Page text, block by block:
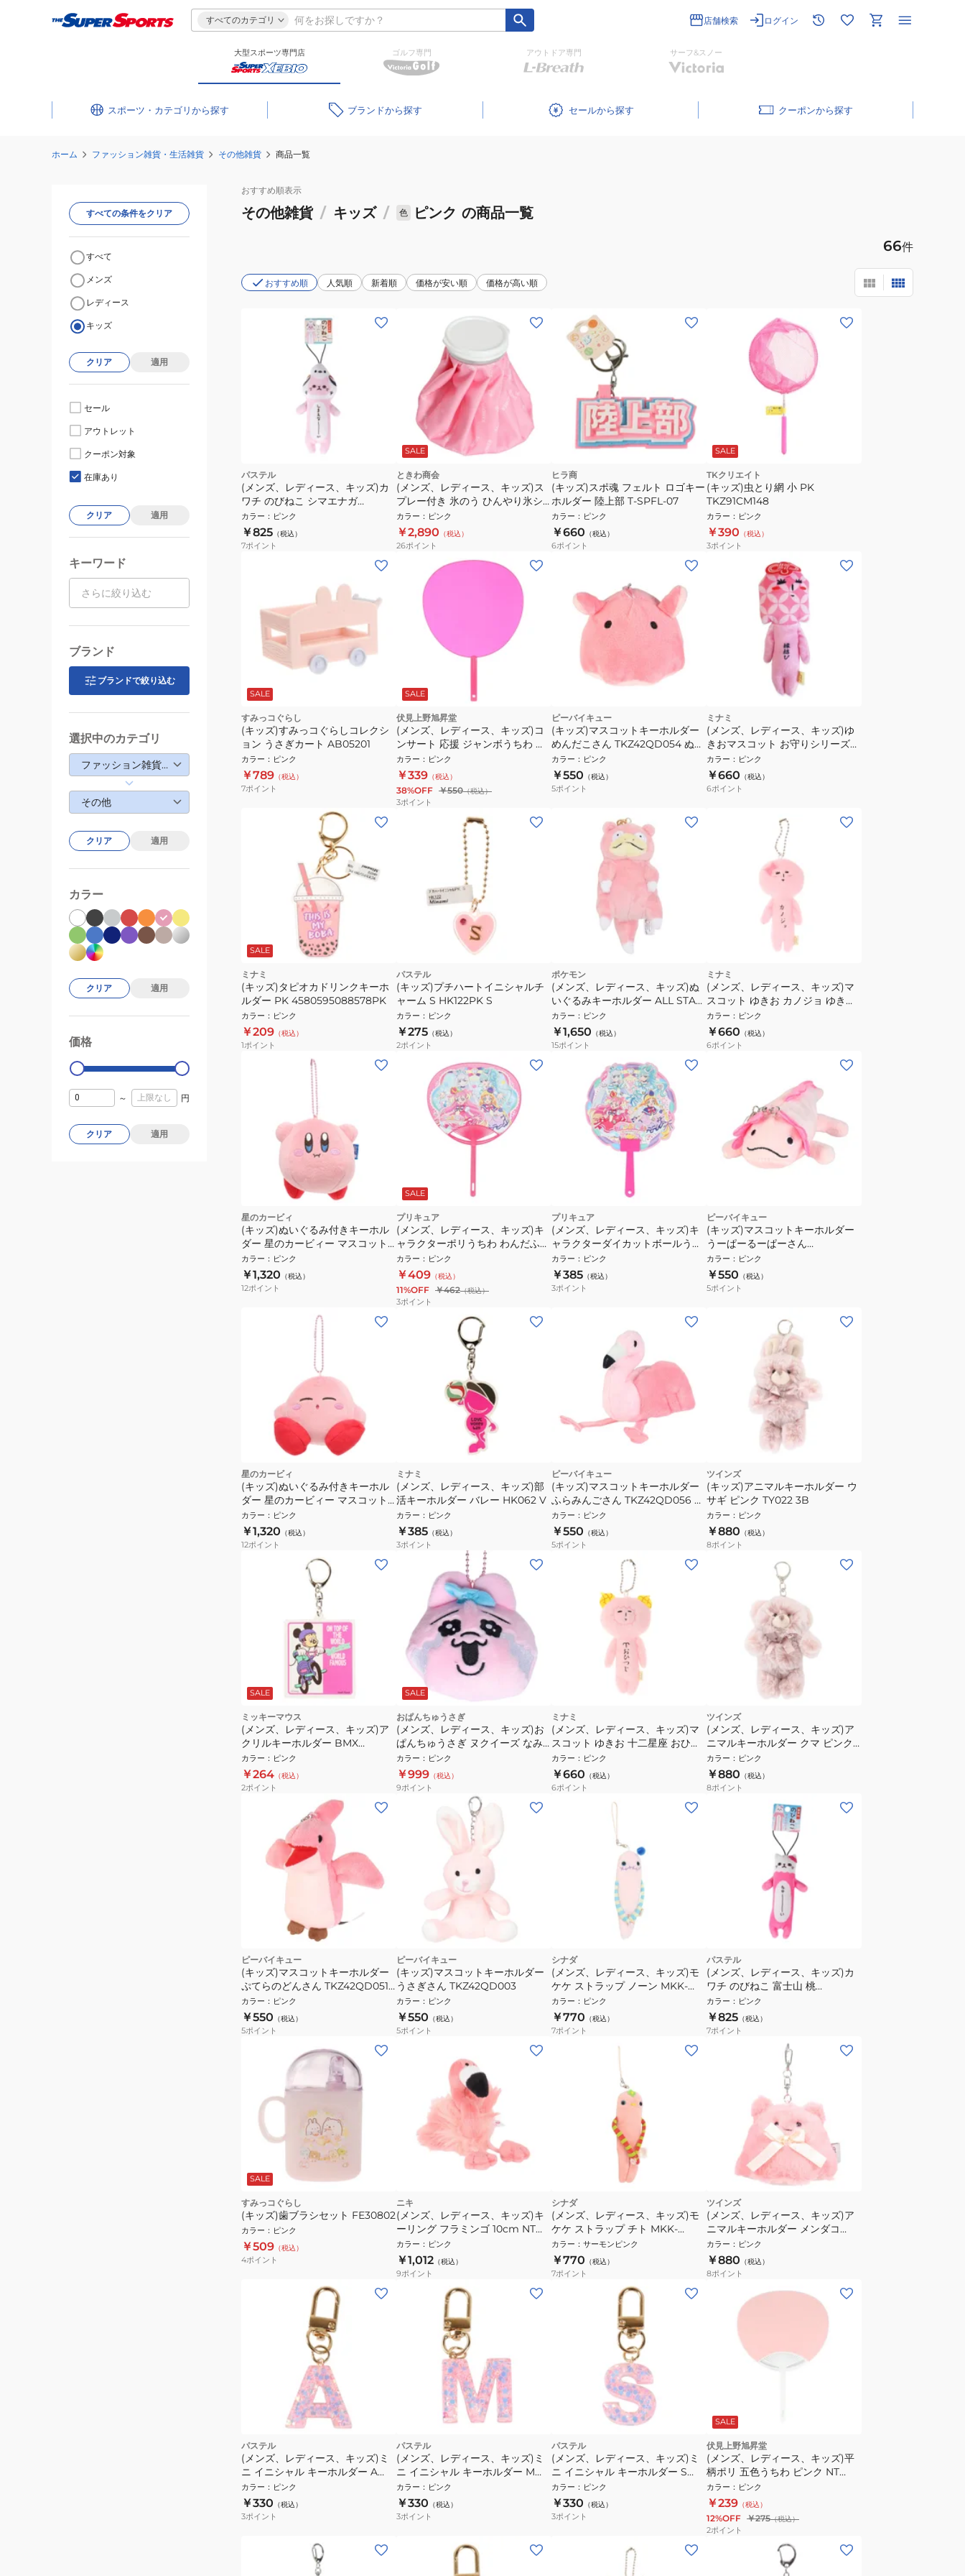
すべてのカテゴリ 店舗検索 ログイン
大型スポーツ専門店 ゴルフ専門 アウトドア専門 サーフ&スノー
スポーツ・カテゴリ ブランド セール クーポン
ホーム ファッション雑貨・生活雑貨 その他雑貨 商品一覧
おすすめ順表示
その他雑貨 / キッズ / 色 ピンク の商品一覧
66件
おすすめ順 人気順 新着順 価格が安い順 価格が高い順
パステル
(メンズ、レディース、キッズ)カ
ワチ のびねこ シマエナガ
KWC454870
カラー ： ピンク
￥825 （税込）
7ポイント
SALE
ときわ商会
(メンズ、レディース、キッズ)ス
プレー付き 氷のう ひんやり氷シ
ャワープレミアム アーチロゴピン
ク 33465
カラー ： ピンク
￥2,890 （税込）
26ポイント
ヒラ商
(キッズ)スポ魂 フェルト ロゴキー
ホルダー 陸上部 T-SPFL-07
カラー ： ピンク
￥660 （税込）
6ポイント
SALE
TKクリエイト
(キッズ)虫とり網 小 PK
TKZ91CM148
カラー ： ピンク
￥390 （税込）
3ポイント
SALE
すみっコぐらし
(キッズ)すみっコぐらしコレクシ
ョン うさぎカート AB05201
カラー ： ピンク
￥789 （税込）
7ポイント
SALE
伏見上野旭昇堂
(メンズ、レディース、キッズ)コ
ンサート 応援 ジャンボうちわ ピ
ンク NT 7073
カラー ： ピンク
￥339 （税込）
38%OFF ￥550（税込）
3ポイント
ピーバイキュー
(キッズ)マスコットキーホルダー
めんだこさん TKZ42QD054 ぬい
ぐるみ 動物 アニマル プレゼント
ギフト
カラー ： ピンク
￥550 （税込）
5ポイント
ミナミ
(メンズ、レディース、キッズ)ゆ
きおマスコット お守りシリーズ
縁結びお守り AMS041
カラー ： ピンク
￥660 （税込）
6ポイント
SALE
ミナミ
(キッズ)タピオカドリンクキーホ
ルダー PK 4580595088578PK
カラー ： ピンク
￥209 （税込）
1ポイント
パステル
(キッズ)プチハートイニシャルチ
ャーム S HK122PK S
カラー ： ピンク
￥275 （税込）
2ポイント
ポケモン
(メンズ、レディース、キッズ)ぬ
いぐるみキーホルダー ALL STAR
COLLECTION マスコット ヤドン
PM41 ポケモン ぬいぐるみ キー
ホルダー
カラー ： ピンク
￥1,650 （税込）
15ポイント
ミナミ
(メンズ、レディース、キッズ)マ
スコット ゆきお カノジョ ゆきこ
AMS001 ユキコ
カラー ： ピンク
￥660 （税込）
6ポイント
星のカービィ
(キッズ)ぬいぐるみ付きキーホル
ダー 星のカービィー マスコット
ホバリング KPM4 キャラクター
かわいい ゆるい カービィ
カラー ： ピンク
￥1,320 （税込）
12ポイント
SALE
プリキュア
(メンズ、レディース、キッズ)キ
ャラクターポリうちわ わんだふる
ぷりきゅあ! NT 4071
カラー ： ピンク
￥409 （税込）
11%OFF ￥462（税込）
3ポイント
プリキュア
(メンズ、レディース、キッズ)キ
ャラクターダイカットボールうち
わ わんだふるぷりきゅあ! NT
1050
カラー ： ピンク
￥385 （税込）
3ポイント
ピーバイキュー
(キッズ)マスコットキーホルダー
うーぱーるーぱーさん
TKZ42QD047 ぬいぐるみ 動物 ア
ニマル プレゼント ギフト
カラー ： ピンク
￥550 （税込）
5ポイント
星のカービィ
(キッズ)ぬいぐるみ付きキーホル
ダー 星のカービィー マスコット
すやすや ピンク KPM5 キャラク
ター かわいい ゆるい カービィ
カラー ： ピンク
￥1,320 （税込）
12ポイント
ミナミ
(メンズ、レディース、キッズ)部
活キーホルダー バレー HK062 V
カラー ： ピンク
￥385 （税込）
3ポイント
ピーバイキュー
(キッズ)マスコットキーホルダー
ふらみんごさん TKZ42QD056 ぬ
いぐるみ 動物 アニマル プレゼン
ト ギフト
カラー ： ピンク
￥550 （税込）
5ポイント
ツインズ
(キッズ)アニマルキーホルダー ウ
サギ ピンク TY022 3B
カラー ： ピンク
￥880 （税込）
8ポイント
SALE
ミッキーマウス
(メンズ、レディース、キッズ)ア
クリルキーホルダー BMX
APDS4932
カラー ： ピンク
￥264 （税込）
2ポイント
SALE
おぱんちゅうさぎ
(メンズ、レディース、キッズ)お
ぱんちゅうさぎ ヌクイーズ なみ
だ OST 8202811 ぬいぐるみキー
ホルダー
カラー ： ピンク
￥999 （税込）
9ポイント
ミナミ
(メンズ、レディース、キッズ)マ
スコット ゆきお 十二星座 おひつ
じ座 AMS002 ヒツジ
カラー ： ピンク
￥660 （税込）
6ポイント
ツインズ
(メンズ、レディース、キッズ)ア
ニマルキーホルダー クマ ピンク
TY022 3A
カラー ： ピンク
￥880 （税込）
8ポイント
ピーバイキュー
(キッズ)マスコットキーホルダー
ぷてらのどんさん TKZ42QD051
ぬいぐるみ 動物 アニマル プレゼ
ント ギフト
カラー ： ピンク
￥550 （税込）
5ポイント
ピーバイキュー
(キッズ)マスコットキーホルダー
うさぎさん TKZ42QD003
カラー ： ピンク
￥550 （税込）
5ポイント
シナダ
(メンズ、レディース、キッズ)モ
ケケ ストラップ ノーン MKK-
0048LP ぬいぐるみマスコット
カラー ： ピンク
￥770 （税込）
7ポイント
パステル
(メンズ、レディース、キッズ)カ
ワチ のびねこ 富士山 桃
KWC435558
カラー ： ピンク
￥825 （税込）
7ポイント
SALE
すみっコぐらし
(キッズ)歯ブラシセット FE30802
カラー ： ピンク
￥509 （税込）
4ポイント
ニキ
(メンズ、レディース、キッズ)キ
ーリング フラミンゴ 10cm NT
10719751
カラー ： ピンク
￥1,012 （税込）
9ポイント
シナダ
(メンズ、レディース、キッズ)モ
ケケ ストラップ チト MKK-
0048P ぬいぐるみマスコット
カラー ： サーモンピンク
￥770 （税込）
7ポイント
ツインズ
(メンズ、レディース、キッズ)ア
ニマルキーホルダー メンダコ
TY032 F
カラー ： ピンク
￥880 （税込）
8ポイント
パステル
(メンズ、レディース、キッズ)ミ
ニ イニシャル キーホルダー A
IS050 PK A
カラー ： ピンク
￥330 （税込）
3ポイント
パステル
(メンズ、レディース、キッズ)ミ
ニ イニシャル キーホルダー M
IS050 PK M
カラー ： ピンク
￥330 （税込）
3ポイント
パステル
(メンズ、レディース、キッズ)ミ
ニ イニシャル キーホルダー S
IS050 PK S
カラー ： ピンク
￥330 （税込）
3ポイント
SALE
伏見上野旭昇堂
(メンズ、レディース、キッズ)平
柄ポリ 五色うちわ ピンク NT
3082
カラー ： ピンク
￥239 （税込）
12%OFF ￥275（税込）
2ポイント
すべての条件をクリア
すべて
メンズ
レディース
キッズ
クリア 適用
セール
アウトレット
クーポン対象
在庫あり
クリア 適用
キーワード
ブランド
ブランドで絞り込む
選択中のカテゴリ
ファッション雑貨・生活雑貨
その他
クリア 適用
カラー
クリア 適用
価格
0
～ 円
クリア 適用